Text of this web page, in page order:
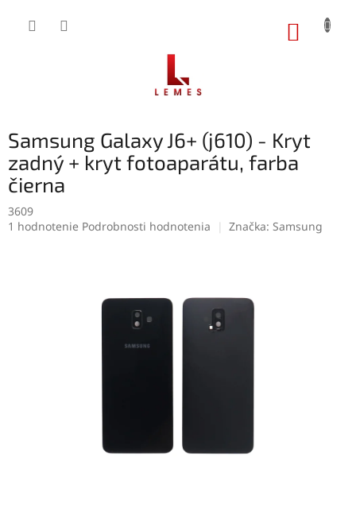
Samsung Galaxy J6+ (j610) - Kryt
zadný + kryt fotoaparátu, farba
čierna
3609
Priemerné
1 hodnotenie Podrobnosti hodnotenia Značka: Samsung